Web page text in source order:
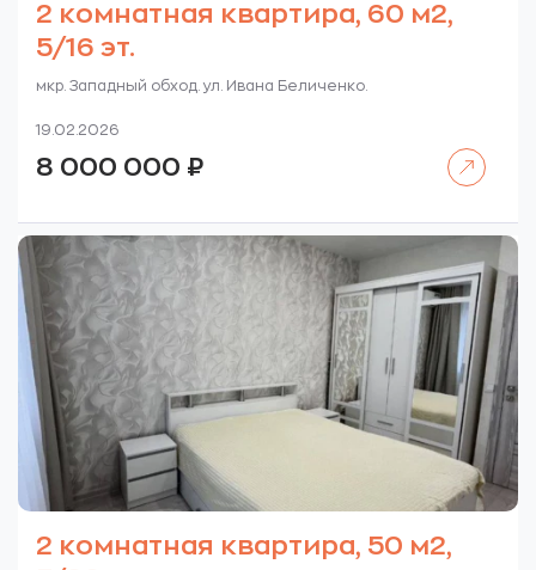
2 комнатная квартира, 60 м2,
5/16 эт.
мкр. Западный обход. ул. Ивана Беличенко.
19.02.2026
8 000 000 ₽
2 комнатная квартира, 50 м2,